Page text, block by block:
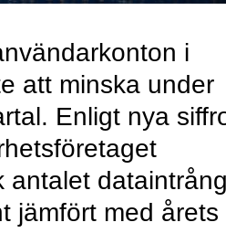
i
att minska under
Enligt nya
antalet
jämfört med årets